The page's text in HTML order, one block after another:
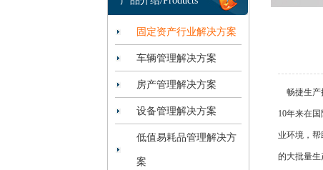
固定资产行业解决方案
车辆管理解决方案
房产管理解决方案
设备管理解决方案
低值易耗品管理解决方
案
畅捷生产
10年来在
业环境，
的大批量